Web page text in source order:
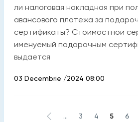
ли налоговая накладная при
авансового платежа за
сертификаты? Стоимостной
именуемый подарочным
выдается
03 Decembrie /2024 08:00
... 3 4 5 6